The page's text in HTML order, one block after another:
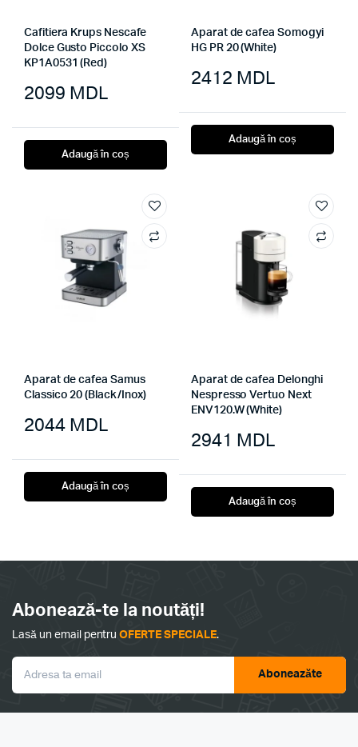
Cafitiera Krups Nescafe
Dolce Gusto Piccolo XS
KP1A0531 (Red)
2099 MDL
Adaugă în coș
Aparat de cafea Somogyi
HG PR 20 (White)
2412 MDL
Adaugă în coș
Aparat de cafea Samus
Classico 20 (Black/Inox)
2044 MDL
Adaugă în coș
Aparat de cafea Delonghi
Nespresso Vertuo Next
ENV120.W (White)
2941 MDL
Adaugă în coș
Abonează-te la noutăți!
Lasă un email pentruOFERTE SPECIALE.
Aboneazăte